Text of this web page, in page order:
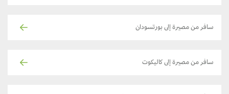
سافر من مصيرة إلى بورتسودان
سافر من مصيرة إلى كاليكوت